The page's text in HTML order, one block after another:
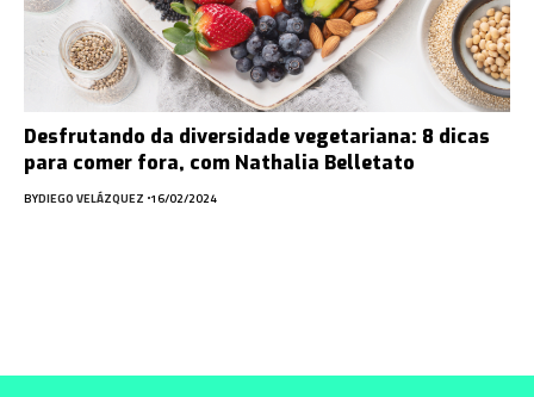
Desfrutando da diversidade vegetariana: 8 dicas
para comer fora, com Nathalia Belletato
BYDIEGO VELÁZQUEZ 16/02/2024